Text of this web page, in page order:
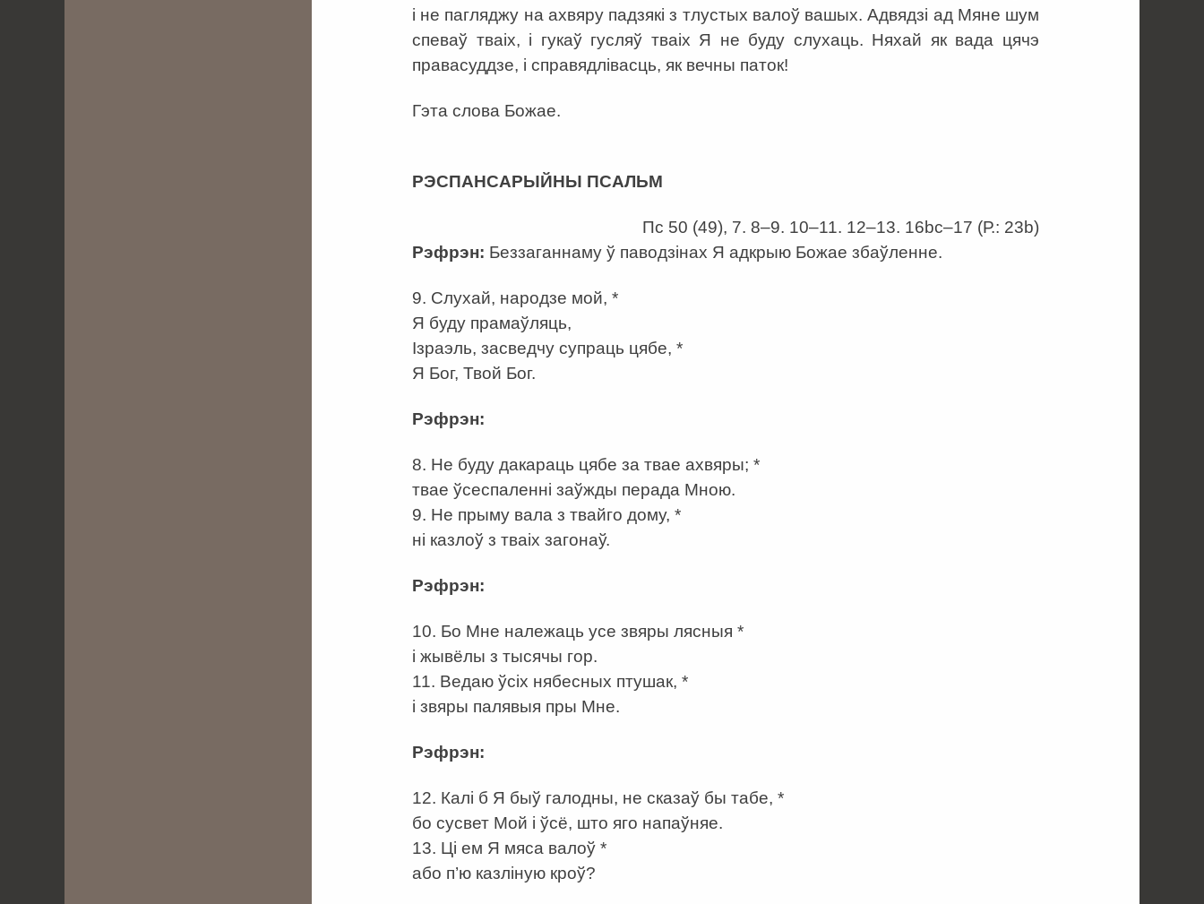
і не пагляджу на ахвяру падзякі з тлустых валоў вашых. Адвядзі ад Мяне шум
спеваў тваіх, і гукаў гусляў тваіх Я не буду слухаць. Няхай як вада цячэ
правасуддзе, і справядлівасць, як вечны паток!
Гэта слова Божае.
РЭСПАНСАРЫЙНЫ ПСАЛЬМ
Пс 50 (49), 7. 8–9. 10–11. 12–13. 16bc–17 (Р.: 23b)
Рэфрэн: Беззаганнаму ў паводзінах Я адкрыю Божае збаўленне.
9. Слухай, народзе мой, *
Я буду прамаўляць,
Ізраэль, засведчу супраць цябе, *
Я Бог, Твой Бог.
Рэфрэн:
8. Не буду дакараць цябе за твае ахвяры; *
твае ўсеспаленні заўжды перада Мною.
9. Не прыму вала з твайго дому, *
ні казлоў з тваіх загонаў.
Рэфрэн:
10. Бо Мне належаць усе звяры лясныя *
і жывёлы з тысячы гор.
11. Ведаю ўсіх нябесных птушак, *
і звяры палявыя пры Мне.
Рэфрэн:
12. Калі б Я быў галодны, не сказаў бы табе, *
бо сусвет Мой і ўсё, што яго напаўняе.
13. Ці ем Я мяса валоў *
або п’ю казліную кроў?